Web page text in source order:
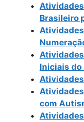
Brasileiro
Iniciais do
com